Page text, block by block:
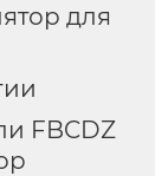
для
FBCDZ